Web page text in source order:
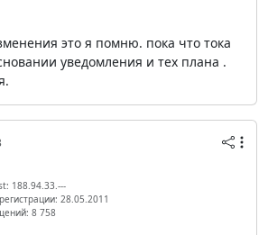
это я помню. пока что тока
уведомления и тех плана .
188.94.33.---
28.05.2011
8 758